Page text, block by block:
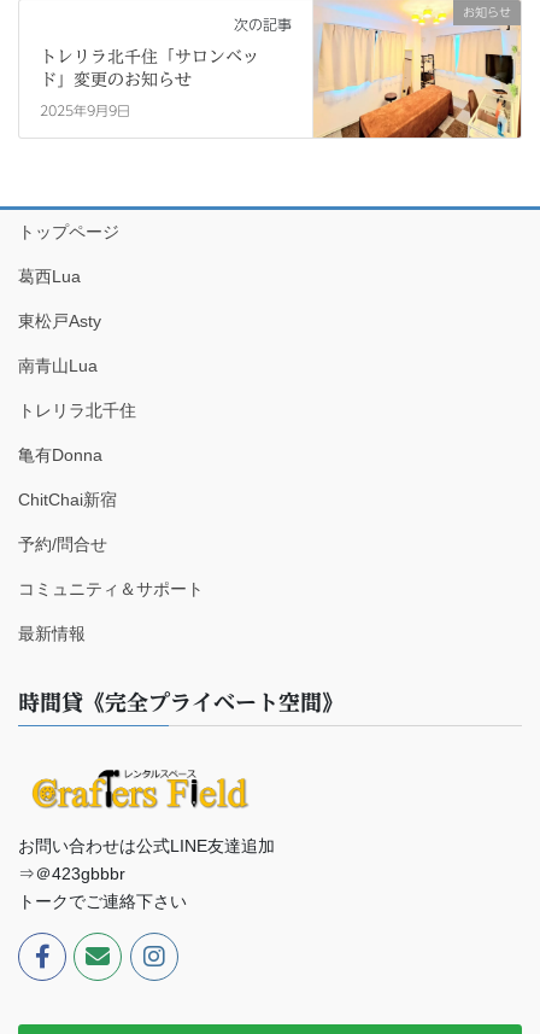
お知らせ
次の記事
トレリラ北千住「サロンベッ
ド」変更のお知らせ
2025年9月9日
トップページ
葛西Lua
東松戸Asty
南青山Lua
トレリラ北千住
亀有Donna
ChitChai新宿
予約/問合せ
コミュニティ＆サポート
最新情報
時間貸《完全プライベート空間》
お問い合わせは公式LINE友達追加
⇒＠423gbbbr
トークでご連絡下さい